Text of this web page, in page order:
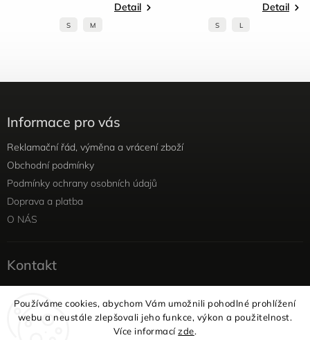
Používáme cookies, abychom Vám umožnili pohodlné prohlížení
webu a neustále zlepšovali jeho funkce, výkon a použitelnost.
Více informacízde.
Detail
S M
Detail
S L
Informace pro vás
Reklamační řád, výměna a vrácení zboží
Obchodní podmínky
Podmínky ochrany osobních údajů
Doprava a platba
O NÁS
Kontakt
info@yellowviolet.cz
+420 604 354 375